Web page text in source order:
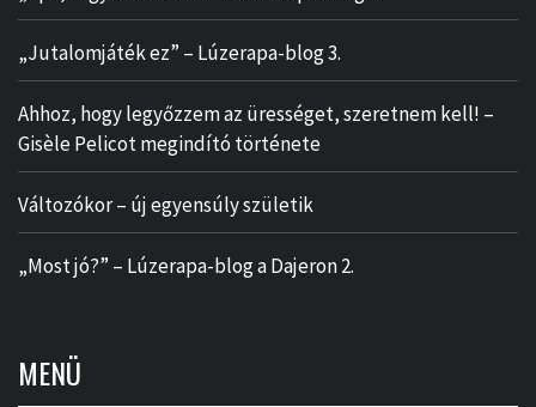
„Jutalomjáték ez” – Lúzerapa-blog 3.
Ahhoz, hogy legyőzzem az ürességet, szeretnem kell! –
Gisèle Pelicot megindító története
Változókor – új egyensúly születik
„Most jó?” – Lúzerapa-blog a Dajeron 2.
MENÜ